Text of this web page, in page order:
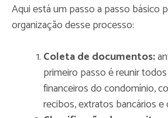
Aqui está um passo a passo básico
organização desse processo:
Coleta de documentos:
primeiro passo é reunir
financeiros do condomínio,
recibos, extratos bancários